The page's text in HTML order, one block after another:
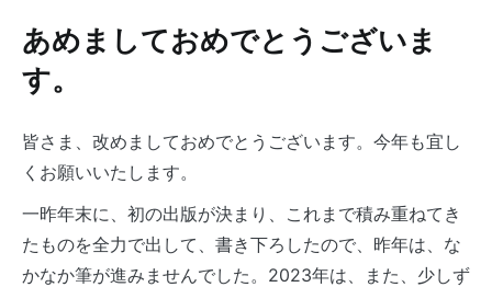
あめましておめでとうございま
す。
皆さま、改めましておめでとうございます。今年も宜し
くお願いいたします。
一昨年末に、初の出版が決まり、これまで積み重ねてき
たものを全力で出して、書き下ろしたので、昨年は、な
かなか筆が進みませんでした。2023年は、また、少しず